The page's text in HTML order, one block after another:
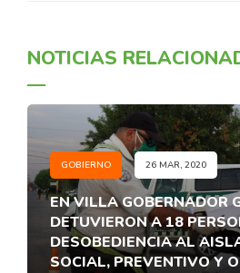
NOTICIAS
GOBIERNO 26 MAR, 2020
EN VILLA GOBERNADOR
DETUVIERON A 18
DESOBEDIENCIA AL
SOCIAL, PREVENTIVO Y